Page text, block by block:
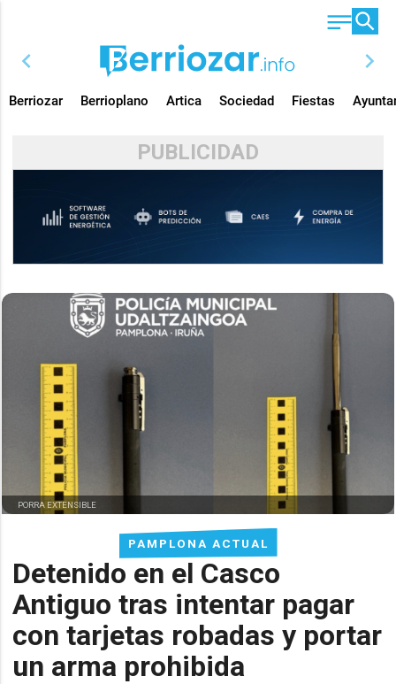
chevron_left chevron_right
Berriozar Berrioplano Artica Sociedad Fiestas
PUBLICIDAD
PAMPLONA ACTUAL
Detenido en el Casco
Antiguo tras intentar pagar
con tarjetas robadas y portar
un arma prohibida
PORRA EXTENSIBLE